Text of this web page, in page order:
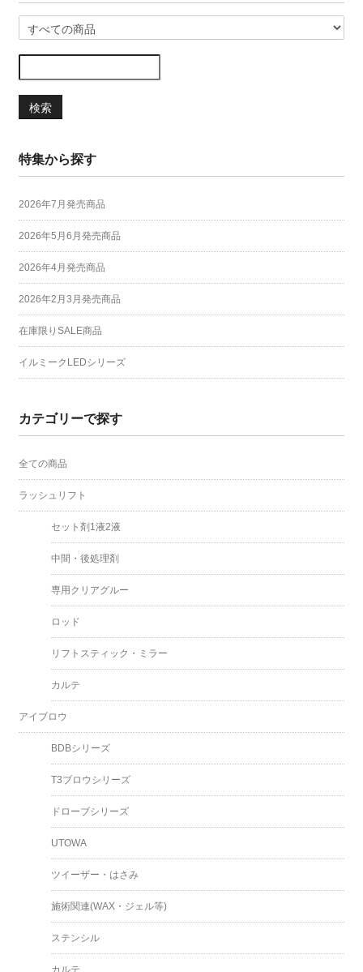
検索
特集から探す
2026年7月発売商品
2026年5月6月発売商品
2026年4月発売商品
2026年2月3月発売商品
在庫限りSALE商品
イルミークLEDシリーズ
カテゴリーで探す
全ての商品
ラッシュリフト
セット剤1液2液
中間・後処理剤
専用クリアグルー
ロッド
リフトスティック・ミラー
カルテ
アイブロウ
BDBシリーズ
T3ブロウシリーズ
ドローブシリーズ
UTOWA
ツイーザー・はさみ
施術関連(WAX・ジェル等)
ステンシル
カルテ